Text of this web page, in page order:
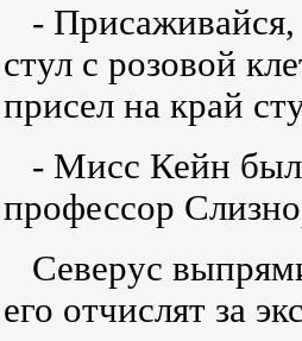
- Присаживайся,
стул с розовой
присел на край
- Мисс Кейн
профессор
Северус
его отчислят за